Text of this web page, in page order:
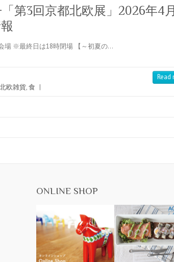
第3回京都北欧展」2026年4
※最終日は18時閉場 【～初夏の…
北欧雑貨,食 |
Read
ONLINE SHOP